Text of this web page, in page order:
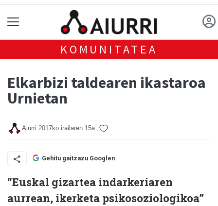
KOMUNITATEA
Elkarbizi taldearen ikastaroa
Urnietan
Aiurri 2017ko irailaren 15a
Gehitu gaitzazu Googlen
“Euskal gizartea indarkeriaren
aurrean, ikerketa psikosoziologikoa”